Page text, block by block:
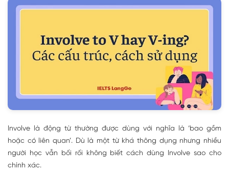
Involve là động từ thường được dùng với nghĩa là ‘bao gồm
hoặc có liên quan’. Dù là một từ khá thông dụng nhưng nhiều
người học vẫn bối rối không biết cách dùng Involve sao cho
chính xác.